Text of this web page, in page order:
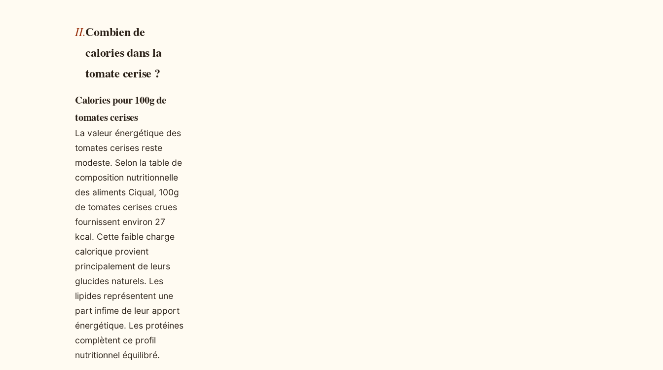
Combien de
calories dans la
tomate cerise ?
Calories pour 100g de
tomates cerises
La valeur énergétique des
tomates cerises reste
modeste. Selon la table de
composition nutritionnelle
des aliments Ciqual, 100g
de tomates cerises crues
fournissent environ 27
kcal. Cette faible charge
calorique provient
principalement de leurs
glucides naturels. Les
lipides représentent une
part infime de leur apport
énergétique. Les protéines
complètent ce profil
nutritionnel équilibré.